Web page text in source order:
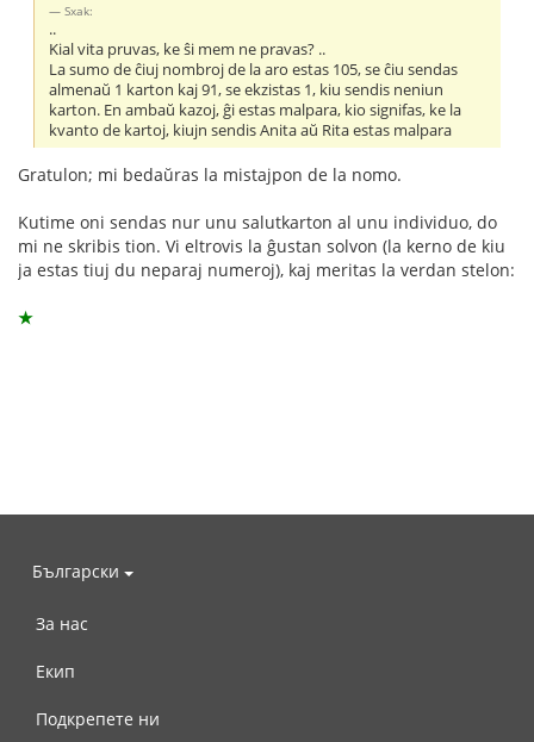
Sxak:
..
Kial vita pruvas, ke ŝi mem ne pravas? ..
La sumo de ĉiuj nombroj de la aro estas 105, se ĉiu sendas
almenaŭ 1 karton kaj 91, se ekzistas 1, kiu sendis neniun
karton. En ambaŭ kazoj, ĝi estas malpara, kio signifas, ke la
kvanto de kartoj, kiujn sendis Anita aŭ Rita estas malpara
Gratulon; mi bedaŭras la mistajpon de la nomo.
Kutime oni sendas nur unu salutkarton al unu individuo, do
mi ne skribis tion. Vi eltrovis la ĝustan solvon (la kerno de kiu
ja estas tiuj du neparaj numeroj), kaj meritas la verdan stelon:
★
Български
За нас
Екип
Подкрепете ни